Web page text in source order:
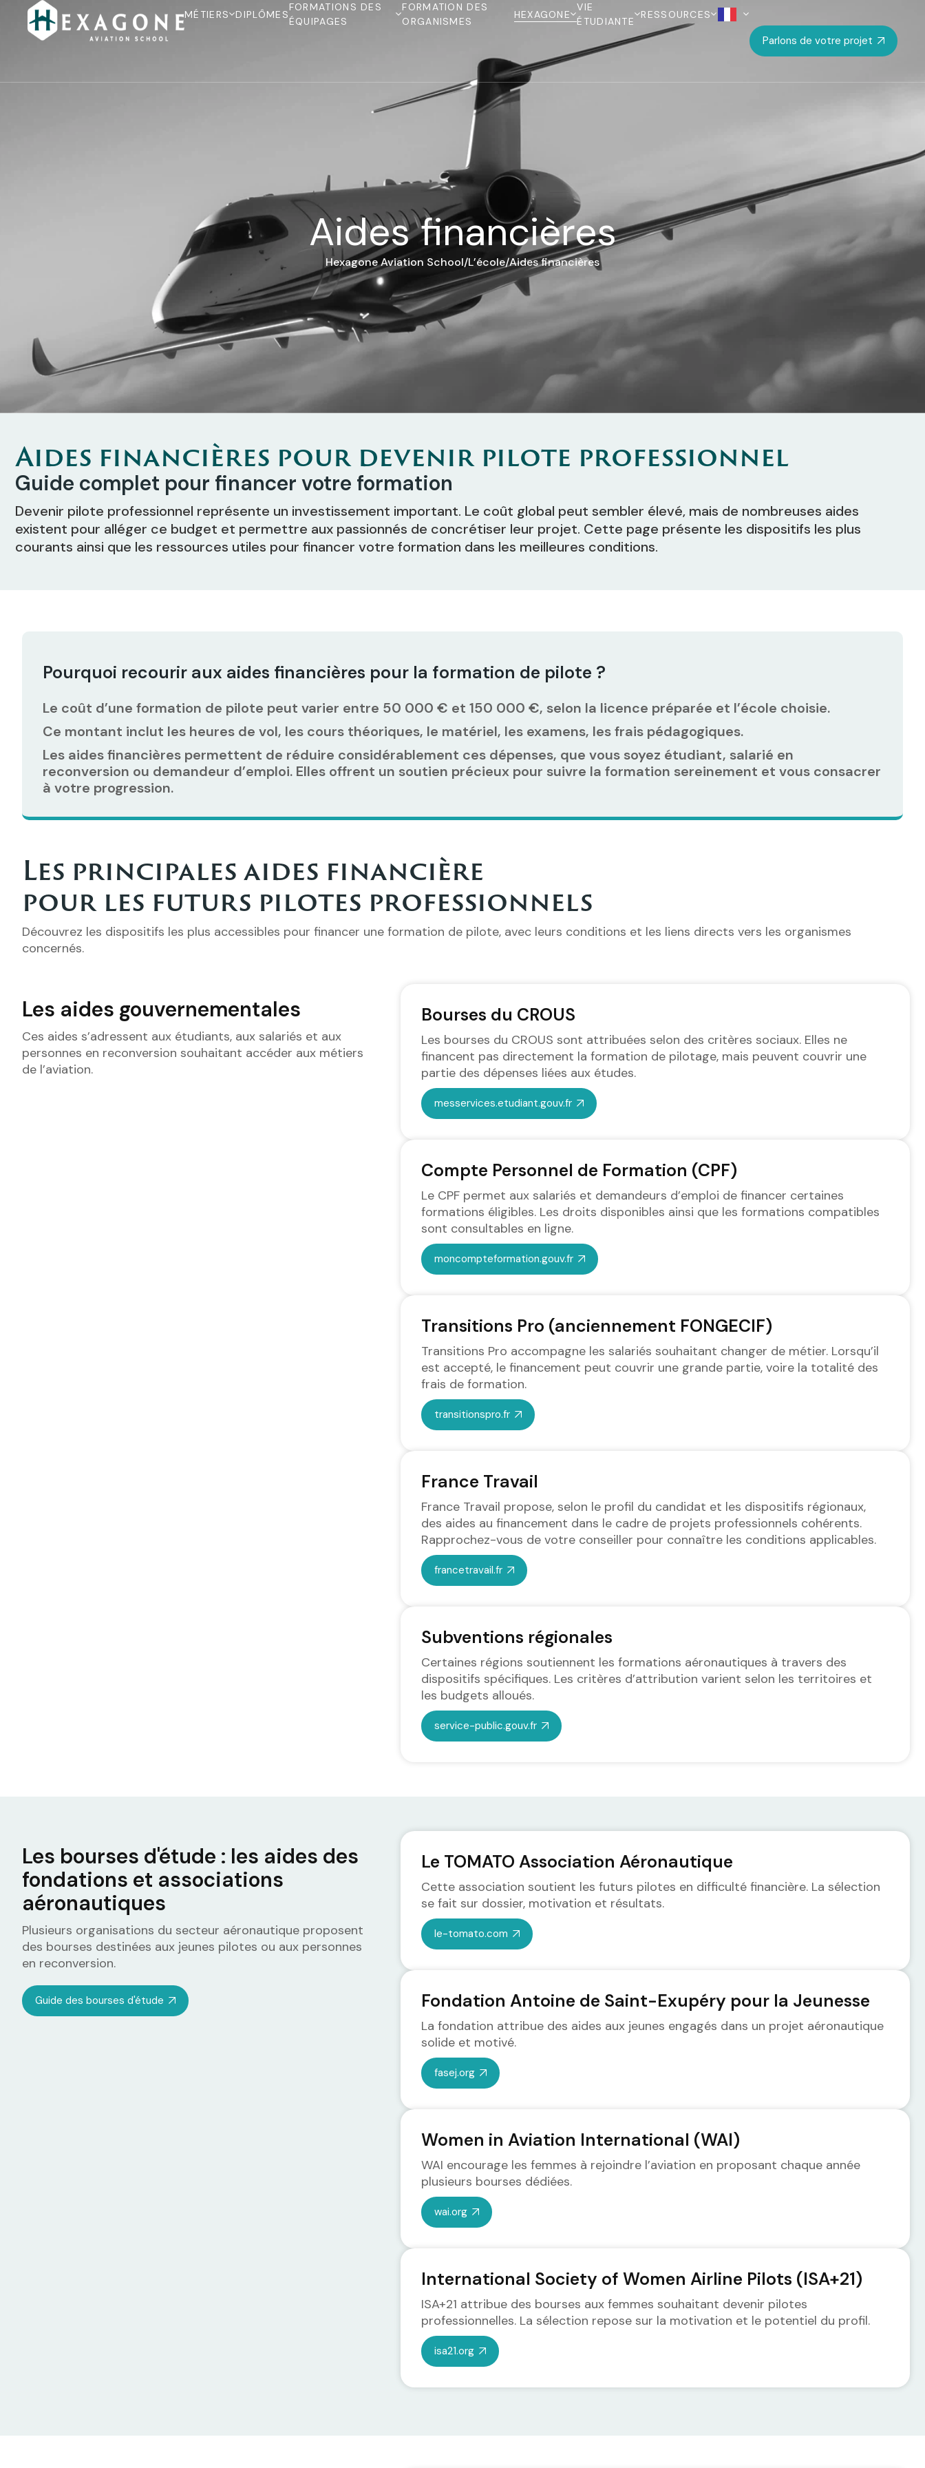
MÉTIERS DIPLÔMES
FORMATIONS DES
ÉQUIPAGES
FORMATION DES
ORGANISMES
HEXAGONE
VIE
ÉTUDIANTE
RESSOURCES
Parlons de votre projet
Aides financières
Hexagone Aviation School L’école Aides financières
Aides financières pour devenir pilote professionnel
Guide complet pour financer votre formation
Devenir pilote professionnel représente un investissement important. Le coût global peut sembler élevé, mais de nombreuses aides
existent pour alléger ce budget et permettre aux passionnés de concrétiser leur projet. Cette page présente les dispositifs les plus
courants ainsi que les ressources utiles pour financer votre formation dans les meilleures conditions.
Pourquoi recourir aux aides financières pour la formation de pilote ?
Le coût d’une formation de pilote peut varier entre 50 000 € et 150 000 €, selon la licence préparée et l’école choisie.
Ce montant inclut les heures de vol, les cours théoriques, le matériel, les examens, les frais pédagogiques.
Les aides financières permettent de réduire considérablement ces dépenses, que vous soyez étudiant, salarié en
reconversion ou demandeur d’emploi. Elles offrent un soutien précieux pour suivre la formation sereinement et vous consacrer
à votre progression.
Les principales aides financière
pour les futurs pilotes professionnels
Découvrez les dispositifs les plus accessibles pour financer une formation de pilote, avec leurs conditions et les liens directs vers les organismes
concernés.
Les aides gouvernementales
Ces aides s’adressent aux étudiants, aux salariés et aux
personnes en reconversion souhaitant accéder aux métiers
de l’aviation.
Bourses du CROUS
Les bourses du CROUS sont attribuées selon des critères sociaux. Elles ne
financent pas directement la formation de pilotage, mais peuvent couvrir une
partie des dépenses liées aux études.
messervices.etudiant.gouv.fr
Compte Personnel de Formation (CPF)
Le CPF permet aux salariés et demandeurs d’emploi de financer certaines
formations éligibles. Les droits disponibles ainsi que les formations compatibles
sont consultables en ligne.
moncompteformation.gouv.fr
Transitions Pro (anciennement FONGECIF)
Transitions Pro accompagne les salariés souhaitant changer de métier. Lorsqu’il
est accepté, le financement peut couvrir une grande partie, voire la totalité des
frais de formation.
transitionspro.fr
France Travail
France Travail propose, selon le profil du candidat et les dispositifs régionaux,
des aides au financement dans le cadre de projets professionnels cohérents.
Rapprochez-vous de votre conseiller pour connaître les conditions applicables.
francetravail.fr
Subventions régionales
Certaines régions soutiennent les formations aéronautiques à travers des
dispositifs spécifiques. Les critères d’attribution varient selon les territoires et
les budgets alloués.
service-public.gouv.fr
Les bourses d'étude : les aides des
fondations et associations
aéronautiques
Plusieurs organisations du secteur aéronautique proposent
des bourses destinées aux jeunes pilotes ou aux personnes
en reconversion.
Guide des bourses d'étude
Le TOMATO Association Aéronautique
Cette association soutient les futurs pilotes en difficulté financière. La sélection
se fait sur dossier, motivation et résultats.
le-tomato.com
Fondation Antoine de Saint-Exupéry pour la Jeunesse
La fondation attribue des aides aux jeunes engagés dans un projet aéronautique
solide et motivé.
fasej.org
Women in Aviation International (WAI)
WAI encourage les femmes à rejoindre l’aviation en proposant chaque année
plusieurs bourses dédiées.
wai.org
International Society of Women Airline Pilots (ISA+21)
ISA+21 attribue des bourses aux femmes souhaitant devenir pilotes
professionnelles. La sélection repose sur la motivation et le potentiel du profil.
isa21.org